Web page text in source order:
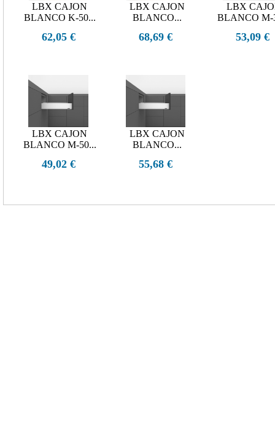
LBX CAJON
BLANCO K-50...
62,05 €
LBX CAJON
BLANCO...
68,69 €
LBX
BLANCO M-
53,09 €
LBX CAJON
BLANCO M-50...
49,02 €
LBX CAJON
BLANCO...
55,68 €